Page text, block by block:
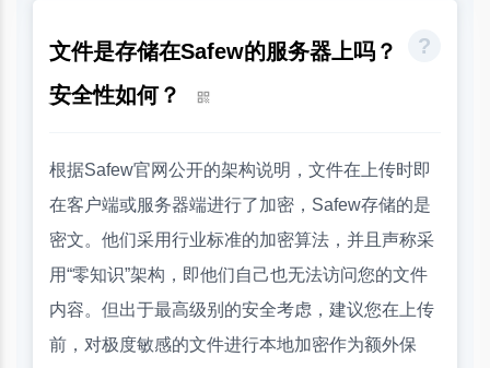
文件是存储在Safew的服务器上吗？
安全性如何？
根据Safew官网公开的架构说明，文件在上传时即
在客户端或服务器端进行了加密，Safew存储的是
密文。他们采用行业标准的加密算法，并且声称采
用“零知识”架构，即他们自己也无法访问您的文件
内容。但出于最高级别的安全考虑，建议您在上传
前，对极度敏感的文件进行本地加密作为额外保